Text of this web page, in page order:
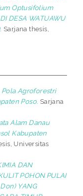
Optusifolium
DESA WATUAWU
Sarjana thesis,
Pola Agroforestri
Poso. Sarjana
Alam Danau
Kabupaten
Universitas
DAN
POHON PULAI
YANG